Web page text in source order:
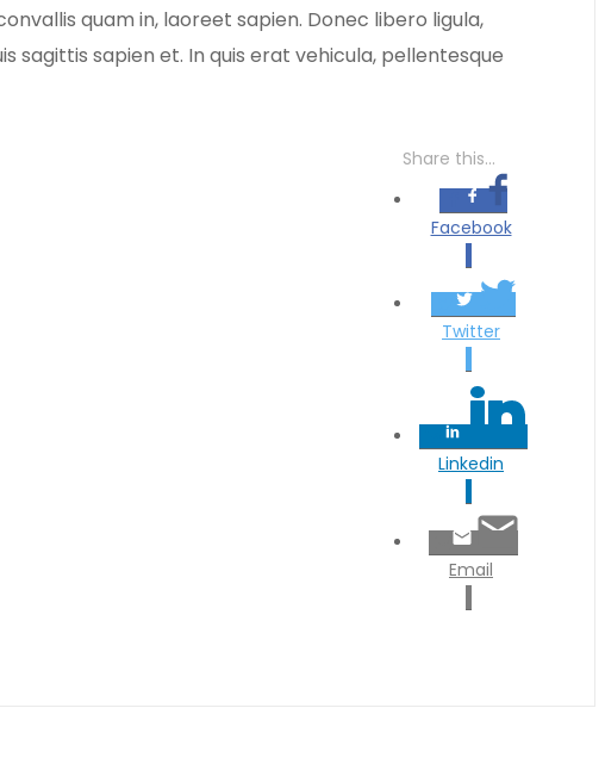
quam in, laoreet sapien. Donec libero ligula,
sagittis sapien et. In quis erat vehicula, pellentesque
Share this...
Facebook
Twitter
Linkedin
Email